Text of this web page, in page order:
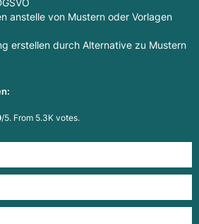
anstelle von Mustern oder Vorlagen
erstellen durch Alternative zu Mustern
/5. From 5.3K votes.